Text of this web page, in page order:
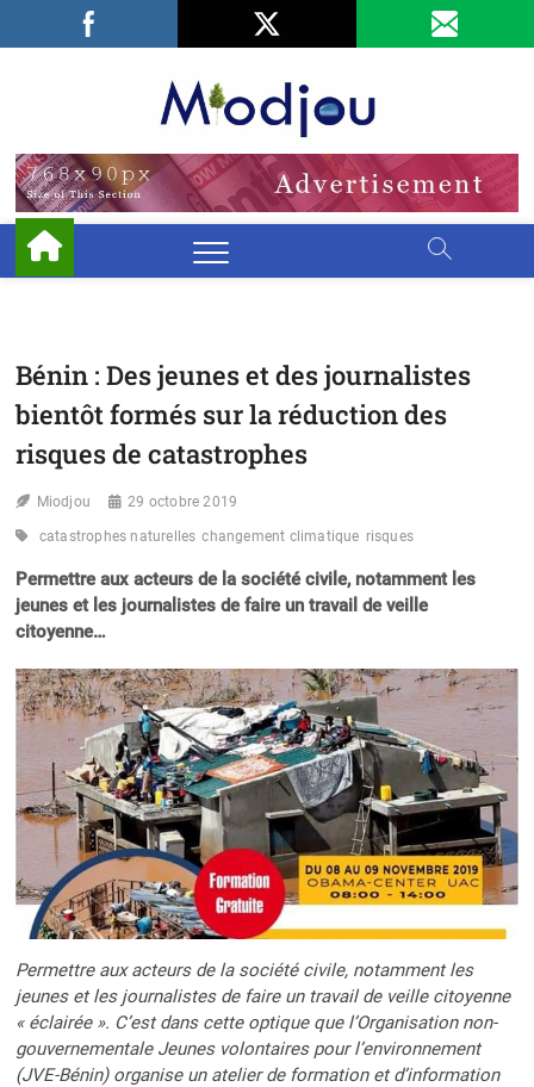
Facebook
LinkedIn
Bénin : Des jeunes et des journalistes
bientôt formés sur la réduction des
risques de catastrophes
Miodjou 29 octobre 2019
catastrophes naturelles changement climatique risques
Permettre aux acteurs de la société civile, notamment les
jeunes et les journalistes de faire un travail de veille
citoyenne…
Permettre aux acteurs de la société civile, notamment les
jeunes et les journalistes de faire un travail de veille citoyenne
« éclairée ». C’est dans cette optique que l’Organisation non-
gouvernementale Jeunes volontaires pour l’environnement
(JVE-Bénin) organise un atelier de formation et d’information